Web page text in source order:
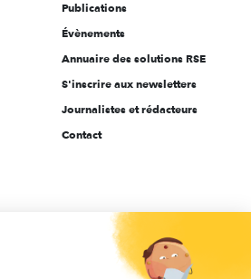
Publications
Évènements
Annuaire des solutions RSE
S'inscrire aux newsletters
Journalistes et rédacteurs
Contact